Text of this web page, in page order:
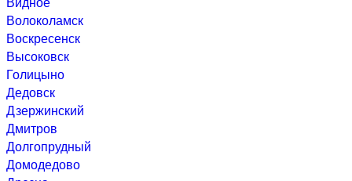
Волоколамск
Воскресенск
Высоковск
Голицыно
Дедовск
Дзержинский
Дмитров
Долгопрудный
Домодедово